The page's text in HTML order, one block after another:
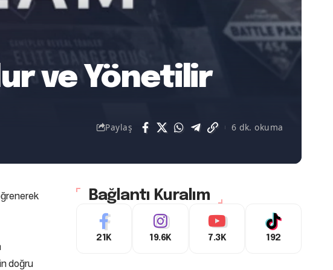
ve Yönetilir
Paylaş 6 dk. okuma
doğru
Bağlantı Kuralım
21K 19.6K 7.3K 192